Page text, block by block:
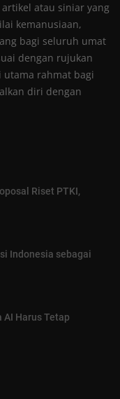
atau siniar yang
kemanusiaan,
bagi seluruh umat
dengan rujukan
utama rahmat bagi
diri dengan
Riset PTKI,
Indonesia sebagai
AI Harus Tetap